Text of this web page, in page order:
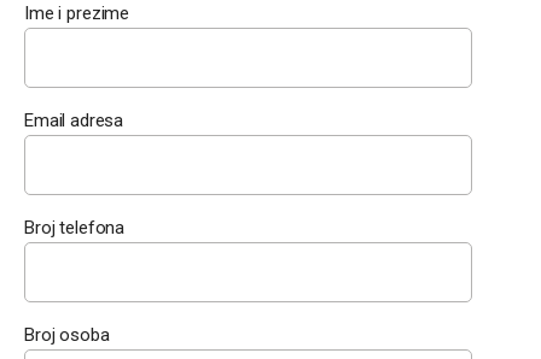
Ime i prezime
Email adresa
Broj telefona
Broj osoba